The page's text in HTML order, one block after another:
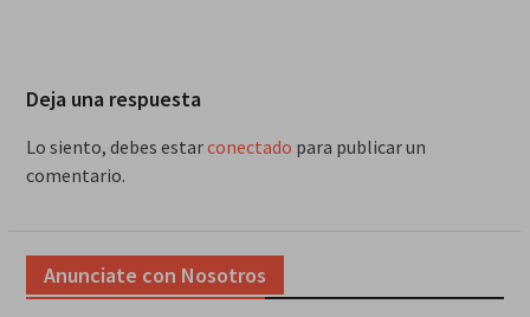
Deja una respuesta
Lo siento, debes estarconectado para publicar un
comentario.
Anunciate con Nosotros